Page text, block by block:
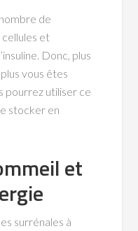
de
cellules et
Donc, plus
vous êtes
pourrez utiliser ce
stocker en
et
surrénales à